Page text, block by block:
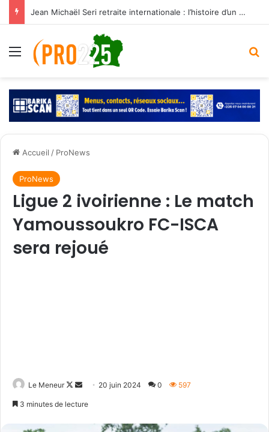
Jean Michaël Seri retraite internationale : l’histoire d’un maestro qui a marqué les Éléphants
Menu
Accueil / ProNews
ProNews
Ligue 2 ivoirienne : Le match
Yamoussoukro FC-ISCA
sera rejoué
Le Meneur
Follow
Envoyer20 juin 2024 0 597
3 minutes de lecture